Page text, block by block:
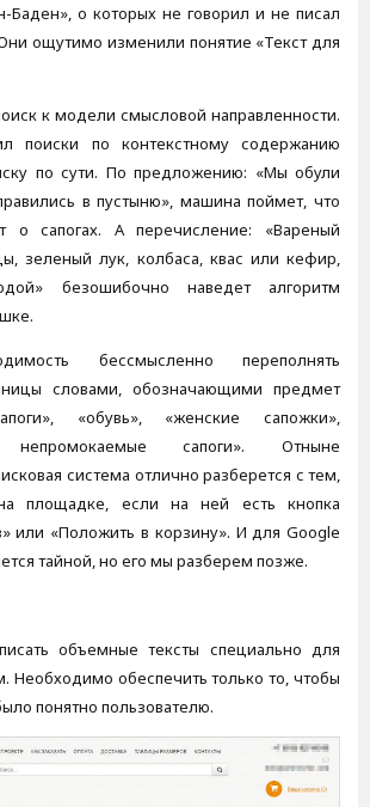
Баден», о которых не говорил и не писал
ощутимо изменили понятие «Текст для
к модели смысловой направленности.
поиски по контекстному содержанию
по сути. По предложению: «Мы обули
в пустыню», машина поймет, что
о сапогах. А перечисление: «Вареный
зеленый лук, колбаса, квас или кефир,
безошибочно наведет алгоритм
бессмысленно переполнять
словами, обозначающими предмет
«обувь», «женские сапожки»,
непромокаемые сапоги». Отныне
система отлично разберется с тем,
площадке, если на ней есть кнопка
или «Положить в корзину». И для Google
тайной, но его мы разберем позже.
объемные тексты специально для
Необходимо обеспечить только то, чтобы
понятно пользователю.